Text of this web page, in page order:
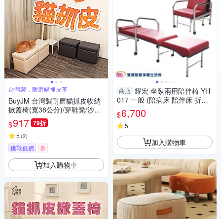
台灣製，耐磨貓抓皮革
BuyJM 台灣製耐磨貓抓皮收納
掀蓋椅(寬38公分)/穿鞋凳/沙發
椅凳
$917 79折
5 (2)
挑戰低價 券
加入購物車
商店 耀宏 坐臥兩用陪伴椅 YH
017 一般 (陪病床 陪伴床 折疊
床)
$6,700
5
加入購物車